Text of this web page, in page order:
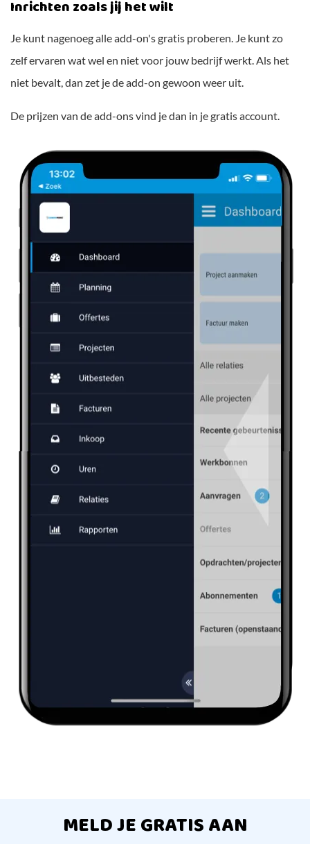
Inrichten zoals jij het wilt
Je kunt nagenoeg alle add-on's gratis proberen. Je kunt zo
zelf ervaren wat wel en niet voor jouw bedrijf werkt. Als het
niet bevalt, dan zet je de add-on gewoon weer uit.
De prijzen van de add-ons vind je dan in je gratis account.
MELD JE GRATIS AAN